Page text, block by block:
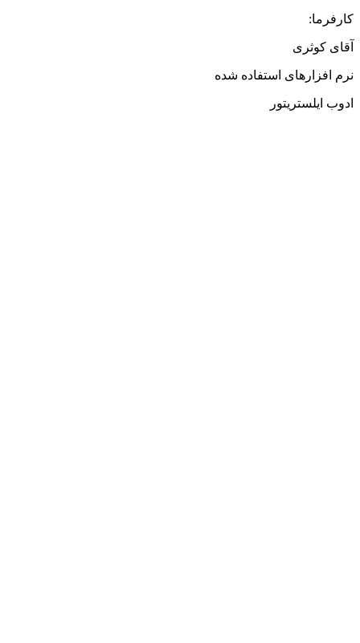
کارفرما:
آقای کوثری
نرم افزارهای استفاده شده
ادوب ایلستریتور